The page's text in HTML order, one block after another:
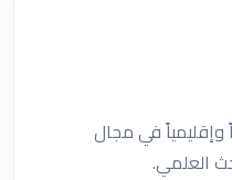
في مجال
العلمي.